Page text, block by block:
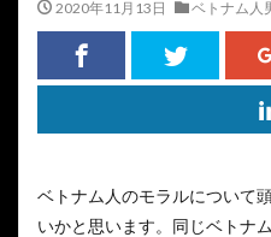
2020年11月13日 ベトナム人
ベトナム人のモラルについて
いかと思います。同じベトナ